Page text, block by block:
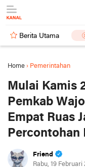
Berita Utama
Home › Pemerintahan
Mulai Kamis
Pemkab
Empat Ruas
Percontohan
Friend
Rabu, 19